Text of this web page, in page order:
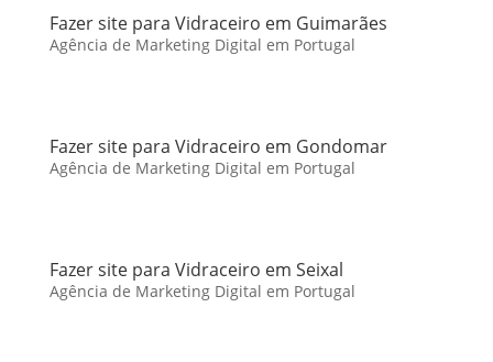
Fazer site para Vidraceiro em Guimarães
Agência de Marketing Digital em Portugal
Fazer site para Vidraceiro em Gondomar
Agência de Marketing Digital em Portugal
Fazer site para Vidraceiro em Seixal
Agência de Marketing Digital em Portugal